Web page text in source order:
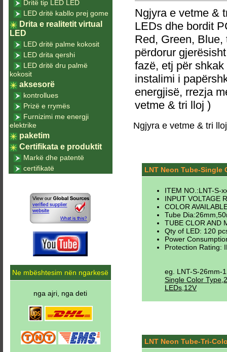
Ngjyra e vetme &
LEDs dhe bordit
Red, Green,
përdorur
fazë, etj për
instalimi i
energjisë, rrezja
vetme & tri lloj )
Ngjyra e vetme & tri lloj
LNT Neon Tube-Single
ITEM NO.:LNT-S-
INPUT VOLTAGE
COLOR
Tube
TUBE CLOR AND
Qty of LED: 120
Power
Protection Rating:
eg. LNT-S-26mm-
Single Color
LEDs,12V
LNT Neon Tube-Tri-
Dritë tip LED LED
LED dritë kabllo prej gome
Drita e realitetit virtual
LED
LED dritë palme kokosit
LED drita qershi
LED dritë dru palmë
kokosit
aksesorë
kontrollues
Prizë e rrymës
Furnizimi me energji
elektrike
paketim
Certifikata e produktit
Markë dhe patentë
certifikatë
Ne mbështesim nën ngarkesë
nga ajri, nga deti